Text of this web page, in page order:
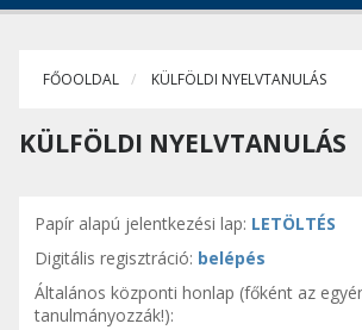
FŐOOLDAL KÜLFÖLDI NYELVTANULÁS
KÜLFÖLDI NYELVTANULÁS
Papír alapú jelentkezési lap: LETÖLTÉS
Digitális regisztráció: belépés
Általános központi honlap (főként az
tanulmányozzák!):